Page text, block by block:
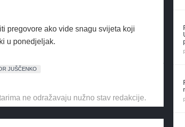
pregovore ako vide snagu svijeta koji
u ponedjeljak.
JUŠČENKO
ne odražavaju nužno stav redakcije.